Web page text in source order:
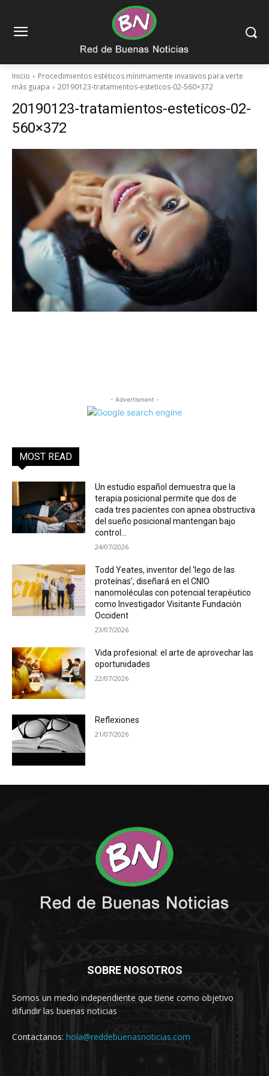
Inicio
Procedimientos estéticos mínimamente invasivos para verte
más guapa
20190123-tratamientos-esteticos-02-560×372
20190123-tratamientos-esteticos-02-
560×372
- Advertisment -
MOST READ
Un estudio español demuestra que la
terapia posicional permite que dos de
cada tres pacientes con apnea obstructiva
del sueño posicional mantengan bajo
control...
24/07/2026
Todd Yeates, inventor del ‘lego de las
proteínas’, diseñará en el CNIO
nanomoléculas con potencial terapéutico
como Investigador Visitante Fundación
Occident
23/07/2026
Vida profesional: el arte de aprovechar las
oportunidades
22/07/2026
Reflexiones
21/07/2026
SOBRE NOSOTROS
Somos un medio independiente que tiene como objetivo
difundir las buenas noticias
Contactanos: hola@reddebuenasnoticias.com